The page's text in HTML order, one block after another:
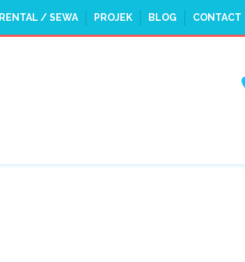
RENTAL / SEWA PROJEK BLOG CONTACT